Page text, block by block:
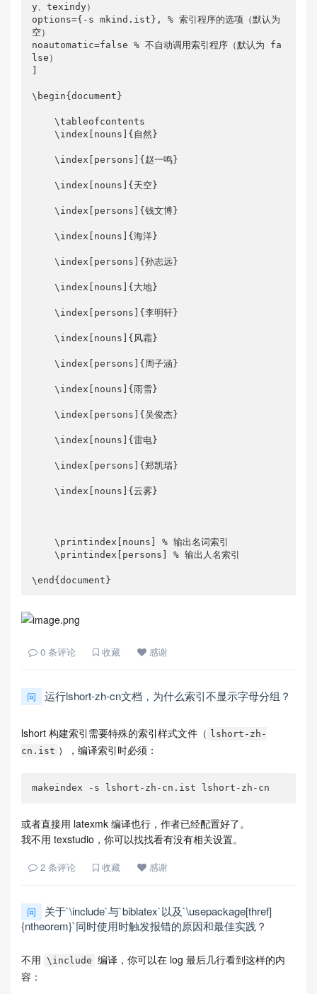
y、texindy）
options={-s mkind.ist}, % 索引程序的选项（默认为
空）
noautomatic=false % 不自动调用索引程序（默认为 fa
lse）
\begin{document}
    \tableofcontents
    \index[nouns]{自然}
    \index[persons]{赵一鸣}
    \index[nouns]{天空}
    \index[persons]{钱文博}
    \index[nouns]{海洋}
    \index[persons]{孙志远}
    \index[nouns]{大地}
    \index[persons]{李明轩}
    \index[nouns]{风霜}
    \index[persons]{周子涵}
    \index[nouns]{雨雪}
    \index[persons]{吴俊杰}
    \index[nouns]{雷电}
    \index[persons]{郑凯瑞}
    \index[nouns]{云雾}
    \printindex[nouns] % 输出名词索引
    \printindex[persons] % 输出人名索引
\end{document}
0 条评论 收藏 感谢
问 运行lshort-zh-cn文档，为什么索引不显示字母分组？
lshort 构建索引需要特殊的索引样式文件（ lshort-zh-
cn.ist ），编译索引时必须：
makeindex -s lshort-zh-cn.ist lshort-zh-cn
或者直接用 latexmk 编译也行，作者已经配置好了。
我不用 texstudio，你可以找找看有没有相关设置。
2 条评论 收藏 感谢
问
关于`\include`与`biblatex`以及`\usepackage[thref]
{ntheorem}`同时使用时触发报错的原因和最佳实践？
不用 \include 编译，你可以在 log 最后几行看到这样的内
容：